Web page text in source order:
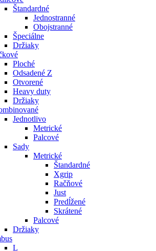
Štandardné
Jednostranné
Obojstranné
Špeciálne
Držiaky
Ploché
Odsadené Z
Otvorené
Heavy duty
Držiaky
Jednotlivo
Metrické
Palcové
Sady
Metrické
Štandardné
Xgrip
Račňové
Just
Predĺžené
Skrátené
Palcové
Držiaky
L